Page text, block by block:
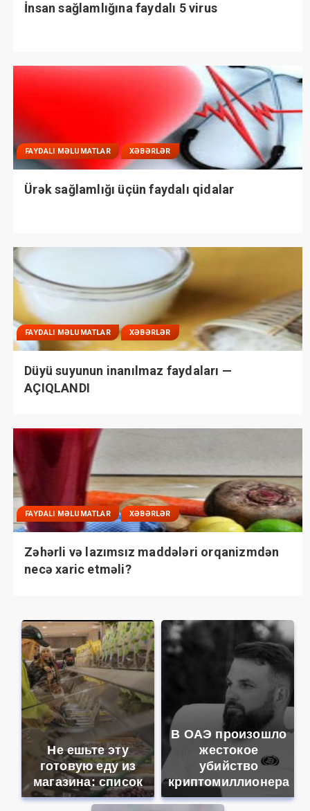
İnsan sağlamlığına faydalı 5 virus
FAYDALI MƏLUMATLAR XƏBƏRLƏR
Ürək sağlamlığı üçün faydalı qidalar
FAYDALI MƏLUMATLAR XƏBƏRLƏR
Düyü suyunun inanılmaz faydaları —
AÇIQLANDI
FAYDALI MƏLUMATLAR XƏBƏRLƏR
Zəhərli və lazımsız maddələri orqanizmdən
necə xaric etməli?
Не ешьте эту
готовую еду из
магазина: список
В ОАЭ произошло
жестокое
убийство
криптомиллионера